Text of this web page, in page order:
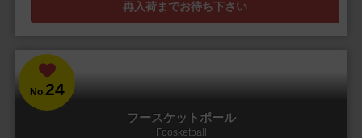
再入荷までお待ち下さい
No.24
フースケットボール
Foosketball